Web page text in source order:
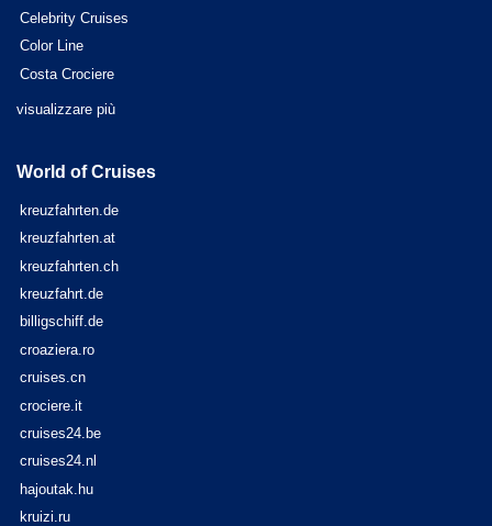
Celebrity Cruises
Color Line
Costa Crociere
visualizzare più
World of Cruises
kreuzfahrten.de
kreuzfahrten.at
kreuzfahrten.ch
kreuzfahrt.de
billigschiff.de
croaziera.ro
cruises.cn
crociere.it
cruises24.be
cruises24.nl
hajoutak.hu
kruizi.ru